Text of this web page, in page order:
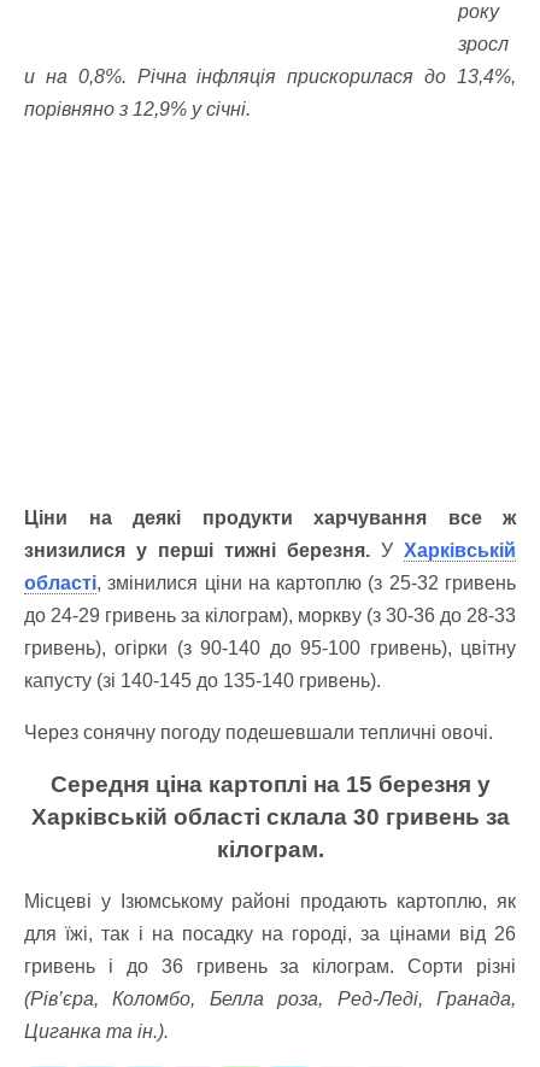
року
зросл
и на 0,8%. Річна інфляція прискорилася до 13,4%,
порівняно з 12,9% у січні.
Ціни на деякі продукти харчування все ж
знизилися у перші тижні березня. У Харківській
області, змінилися ціни на картоплю (з 25-32 гривень
до 24-29 гривень за кілограм), моркву (з 30-36 до 28-33
гривень), огірки (з 90-140 до 95-100 гривень), цвітну
капусту (зі 140-145 до 135-140 гривень).
Через сонячну погоду подешевшали тепличні овочі.
Середня ціна картоплі на 15 березня у
Харківській області склала 30 гривень за
кілограм.
Місцеві у Ізюмському районі продають картоплю, як
для їжі, так і на посадку на городі, за цінами від 26
гривень і до 36 гривень за кілограм. Сорти різні
(Рів’єра, Коломбо, Белла роза, Ред-Леді, Гранада,
Циганка та ін.).